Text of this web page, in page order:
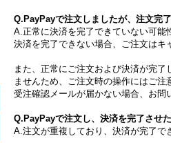
Q.PayPayで注文しましたが、注文完
A.正常に決済を完了できていない可能
決済を完了できない場合、ご注文はキ
また、正常にご注文および決済が完
ませんため、ご注文時の操作にはご注
受注確認メールが届かない場合、お
Q.PayPayで注文し、決済を完了させ
A.注文が重複しており、決済が完了